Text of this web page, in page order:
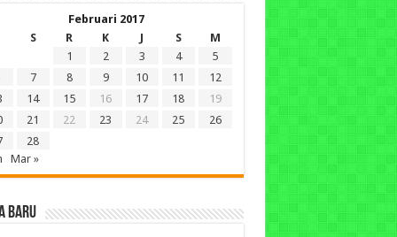
Februari 2017
S R K J S
M
1
2 3 4
5
7 8 9 10 11
12
14 15 16 17 18
19
21 22 23 24 25
26
28
Mar »
BARU